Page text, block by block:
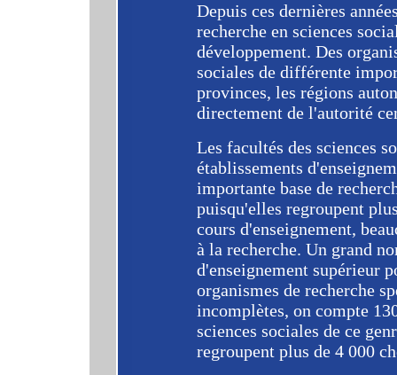
Depuis ces dernières
recherche en sciences
développement. Des
sociales de différente
provinces, les régions
directement de l'autorité
Les facultés des sciences
établissements
importante base de
puisqu'elles regroupent
cours d'enseignement,
à la recherche. Un grand
d'enseignement supérieur
organismes de recherche
incomplètes, on compte
sciences sociales de ce
regroupent plus de 4 000